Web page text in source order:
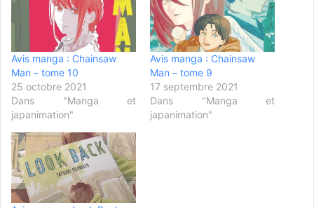
Avis manga : Chainsaw
Man – tome 10
25 octobre 2021
Dans "Manga et
japanimation"
Avis manga : Chainsaw
Man – tome 9
17 septembre 2021
Dans "Manga et
japanimation"